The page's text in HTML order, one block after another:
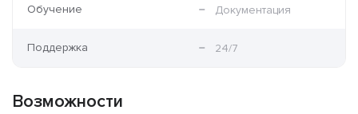
Обучение Документация
Поддержка 24/7
Возможности